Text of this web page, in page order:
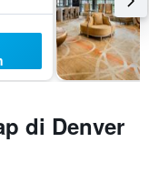
di Denver